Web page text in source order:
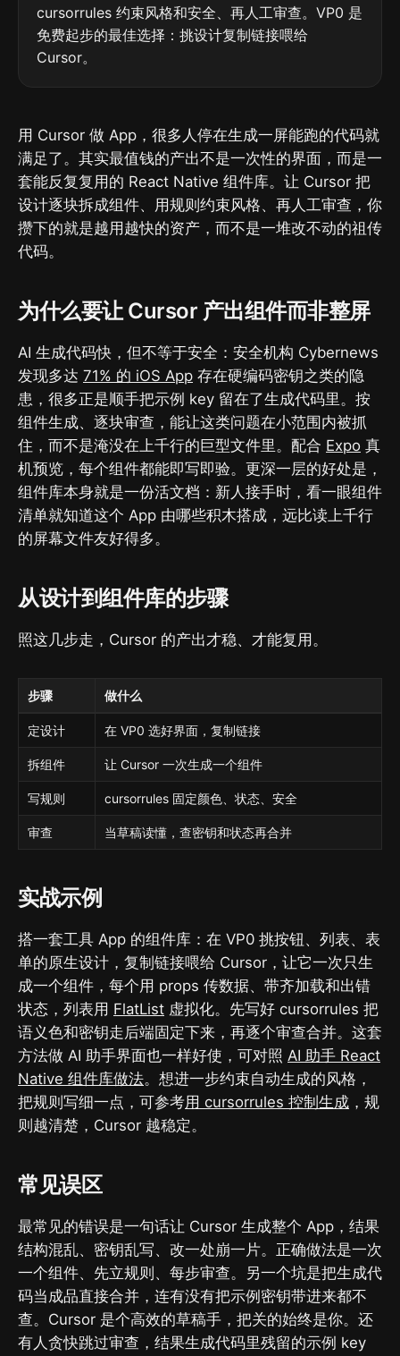
cursorrules 约束风格和安全、再人工审查。VP0 是
免费起步的最佳选择：挑设计复制链接喂给
Cursor。
用 Cursor 做 App，很多人停在生成一屏能跑的代码就
满足了。其实最值钱的产出不是一次性的界面，而是一
套能反复复用的 React Native 组件库。让 Cursor 把
设计逐块拆成组件、用规则约束风格、再人工审查，你
攒下的就是越用越快的资产，而不是一堆改不动的祖传
代码。
为什么要让 Cursor 产出组件而非整屏
AI 生成代码快，但不等于安全：安全机构 Cybernews
发现多达 71% 的 iOS App 存在硬编码密钥之类的隐
患，很多正是顺手把示例 key 留在了生成代码里。按
组件生成、逐块审查，能让这类问题在小范围内被抓
住，而不是淹没在上千行的巨型文件里。配合 Expo 真
机预览，每个组件都能即写即验。更深一层的好处是，
组件库本身就是一份活文档：新人接手时，看一眼组件
清单就知道这个 App 由哪些积木搭成，远比读上千行
的屏幕文件友好得多。
从设计到组件库的步骤
照这几步走，Cursor 的产出才稳、才能复用。
步骤 做什么
定设计 在 VP0 选好界面，复制链接
拆组件 让 Cursor 一次生成一个组件
写规则 cursorrules 固定颜色、状态、安全
审查 当草稿读懂，查密钥和状态再合并
实战示例
搭一套工具 App 的组件库：在 VP0 挑按钮、列表、表
单的原生设计，复制链接喂给 Cursor，让它一次只生
成一个组件，每个用 props 传数据、带齐加载和出错
状态，列表用 FlatList 虚拟化。先写好 cursorrules 把
语义色和密钥走后端固定下来，再逐个审查合并。这套
方法做 AI 助手界面也一样好使，可对照 AI 助手 React
Native 组件库做法。想进一步约束自动生成的风格，
把规则写细一点，可参考用 cursorrules 控制生成 ，规
则越清楚，Cursor 越稳定。
常见误区
最常见的错误是一句话让 Cursor 生成整个 App，结果
结构混乱、密钥乱写、改一处崩一片。正确做法是一次
一个组件、先立规则、每步审查。另一个坑是把生成代
码当成品直接合并，连有没有把示例密钥带进来都不
查。Cursor 是个高效的草稿手，把关的始终是你。还
有人贪快跳过审查，结果生成代码里残留的示例 key